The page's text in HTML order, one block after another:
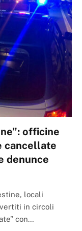
officine
cancellate
denunce
locali
in circoli
con…